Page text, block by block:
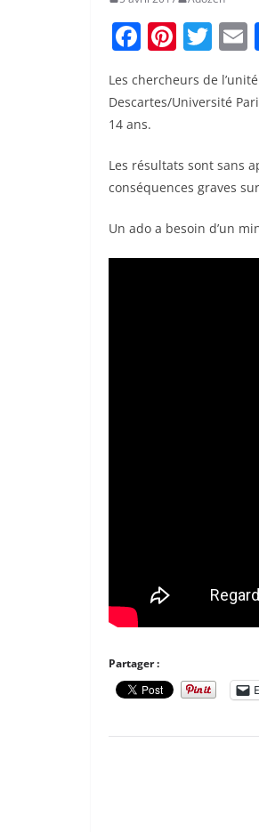
F
c
e
b
o
o
k
Pi
er
T
w
itt
m
Les chercheurs de
Descartes/Université
14 ans.
Les résultats sont sans
conséquences graves
Un ado a besoin d’un
Partager :